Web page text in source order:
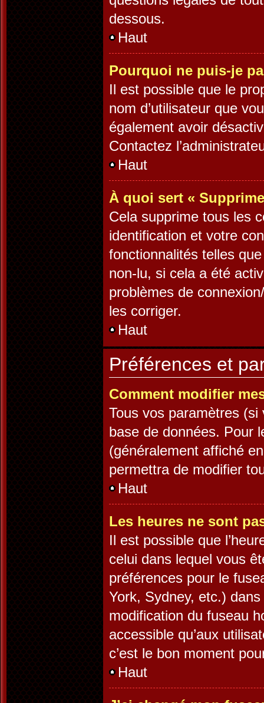
dessous.
Haut
Pourquoi ne puis-je
Il est possible que le
nom d’utilisateur que
également avoir
Contactez
Haut
À quoi sert «
Cela supprime tous les
identification et votre
fonctionnalités telles
non-lu, si cela a été
problèmes de
les corriger.
Haut
Préférences et
Comment modifier
Tous vos paramètres
base de données. Pour
(généralement affiché
permettra de modifier
Haut
Les heures ne sont
Il est possible que
celui dans lequel vous
préférences pour le
York, Sydney, etc.)
modification du fuseau
accessible qu’aux
c’est le bon moment
Haut